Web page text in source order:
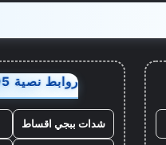
روابط نصية AA49895
شدات ببجي اقساط